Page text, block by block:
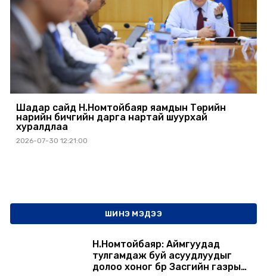
Шадар сайд Н.Номтойбаяр яамдын Төрийн
нарийн бичгийн дарга нартай шуурхай
хуралдлаа
2026-07-30 12:21:00
ШИНЭ МЭДЭЭ
Н.Номтойбаяр: Аймгуудад
тулгамдаж буй асуудлуудыг
долоо хоног бүр Засгийн газрын